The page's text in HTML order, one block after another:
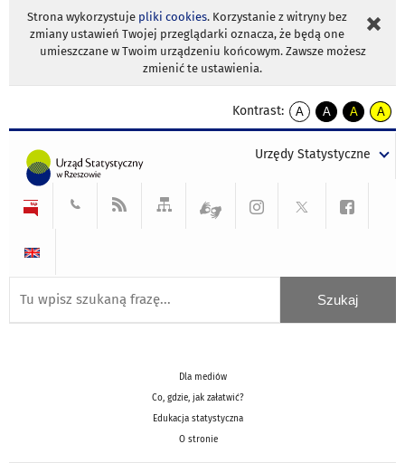
Strona wykorzystuje pliki cookies. Korzystanie z witryny bez
zmiany ustawień Twojej przeglądarki oznacza, że będą one
umieszczane w Twoim urządzeniu końcowym. Zawsze możesz
zmienić te ustawienia.
Kontrast:
A
kontrast
A
kontrast
tekst
czarnym
A
kontrast
tekst
czarnym
A
tekst
żółtym
Urzędy Statystyczne
Dla mediów
Co, gdzie, jak załatwić?
Edukacja statystyczna
O stronie